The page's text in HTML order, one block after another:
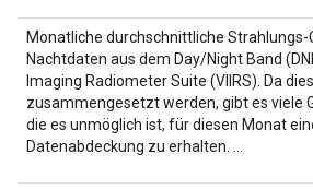
Monatliche durchschnittliche
Nachtdaten aus dem Day/Night Band
Imaging Radiometer Suite (VIIRS). Da
zusammengesetzt werden, gibt es viele
die es unmöglich ist, für diesen Monat
Datenabdeckung zu erhalten. …